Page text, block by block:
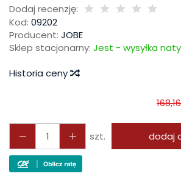
Dodaj recenzję:
Kod: 09202
Producent: JOBE
Sklep stacjonarny: Jest - wysyłka
Historia ceny
szt. dodaj